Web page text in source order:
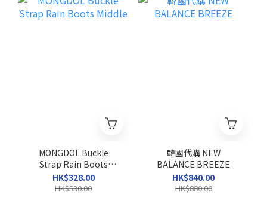
MONGDOL Buckle
Strap Rain Boots
Middle
HK$328.00
HK$530.00
韓國代購 NEW
BALANCE BREEZE
HK$840.00
HK$880.00